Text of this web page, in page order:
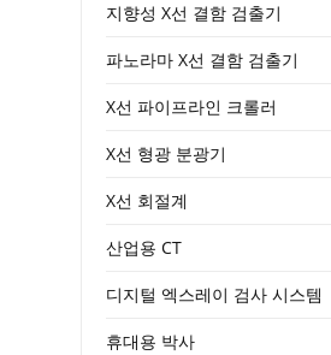
지향성 X선 결함 검출기
파노라마 X선 결함 검출기
X선 파이프라인 크롤러
X선 형광 분광기
X선 회절계
산업용 CT
디지털 엑스레이 검사 시스템
휴대용 박사